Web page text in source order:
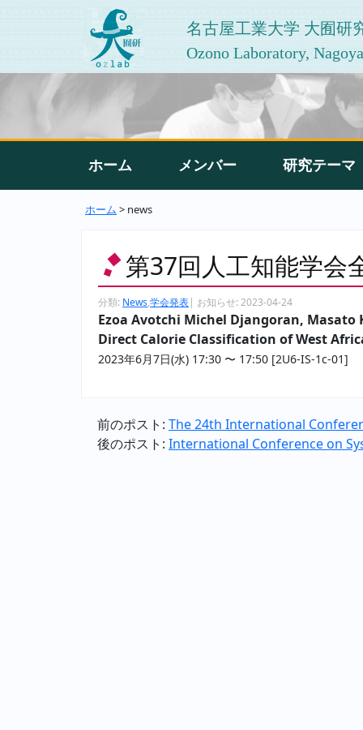
名古屋工業大学 大囿研
Ozono Laboratory,
ホーム メンバー 研究テーマ
ホーム > news
第37回人工知能学会
分類: News,学会発表| お知らせ: 2023-04-24
Ezoa Avotchi Michel Djangoran, Masato
Direct Calorie Classification of West
2023年6月7日(水) 17:30 〜 17:50 [2U6-IS-1c-01]
前のポスト: The 24th International
後のポスト: International Conference on